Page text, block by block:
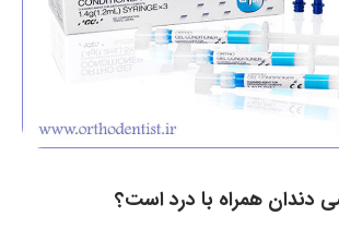
دندان همراه با درد است؟